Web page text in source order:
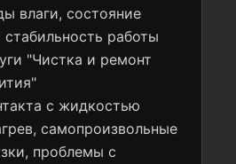
влаги, состояние
стабильность работы
"Чистка и ремонт
с жидкостью
самопроизвольные
проблемы с